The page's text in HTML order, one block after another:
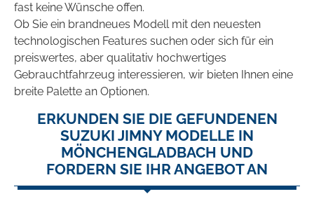
fast keine Wünsche offen.
Ob Sie ein brandneues Modell mit den neuesten
technologischen Features suchen oder sich für ein
preiswertes, aber qualitativ hochwertiges
Gebrauchtfahrzeug interessieren, wir bieten Ihnen eine
breite Palette an Optionen.
ERKUNDEN SIE DIE GEFUNDENEN
SUZUKI JIMNY MODELLE IN
MÖNCHENGLADBACH UND
FORDERN SIE IHR ANGEBOT AN